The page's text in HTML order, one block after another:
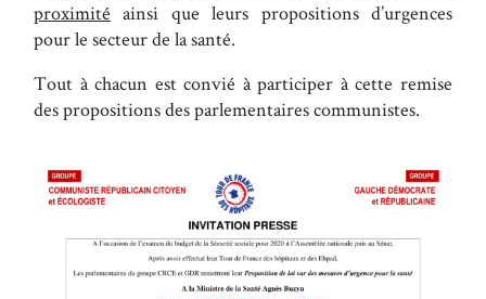
proximité ainsi que leurs propositions d’urgences
pour le secteur de la santé.
Tout à chacun est convié à participer à cette remise
des propositions des parlementaires communistes.